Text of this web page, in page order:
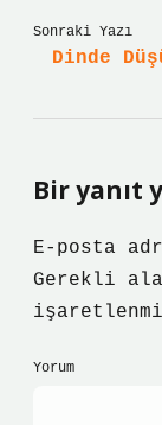
Sonraki Yazı
Dinde
Bir yanıt
E-posta
Gerekli
Yorum